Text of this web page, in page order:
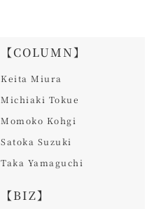
【COLUMN】
Keita Miura
Michiaki Tokue
Momoko Kohgi
Satoka Suzuki
Taka Yamaguchi
【BIZ】